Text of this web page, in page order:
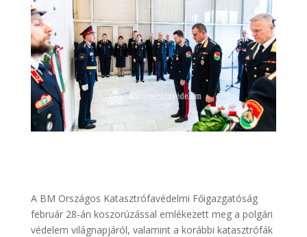
A BM Országos Katasztrófavédelmi Főigazgatóság
február 28-án koszorúzással emlékezett meg a polgári
védelem világnapjáról, valamint a korábbi katasztrófák